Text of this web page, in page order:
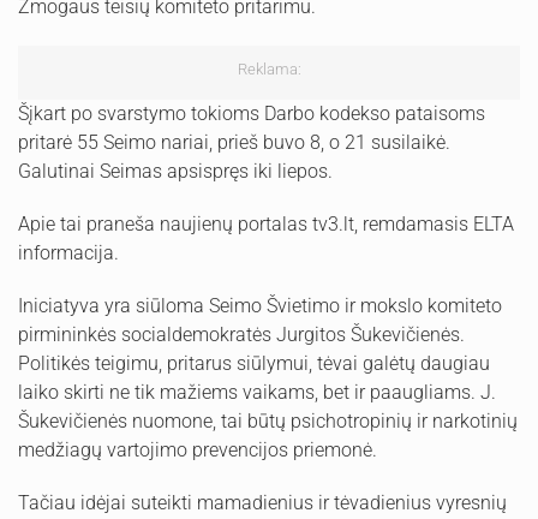
Žmogaus teisių komiteto pritarimu.
Reklama:
Šįkart po svarstymo tokioms Darbo kodekso pataisoms
pritarė 55 Seimo nariai, prieš buvo 8, o 21 susilaikė.
Galutinai Seimas apsispręs iki liepos.
Apie tai praneša naujienų portalas tv3.lt, remdamasis ELTA
informacija.
Iniciatyva yra siūloma Seimo Švietimo ir mokslo komiteto
pirmininkės socialdemokratės Jurgitos Šukevičienės.
Politikės teigimu, pritarus siūlymui, tėvai galėtų daugiau
laiko skirti ne tik mažiems vaikams, bet ir paaugliams. J.
Šukevičienės nuomone, tai būtų psichotropinių ir narkotinių
medžiagų vartojimo prevencijos priemonė.
Tačiau idėjai suteikti mamadienius ir tėvadienius vyresnių